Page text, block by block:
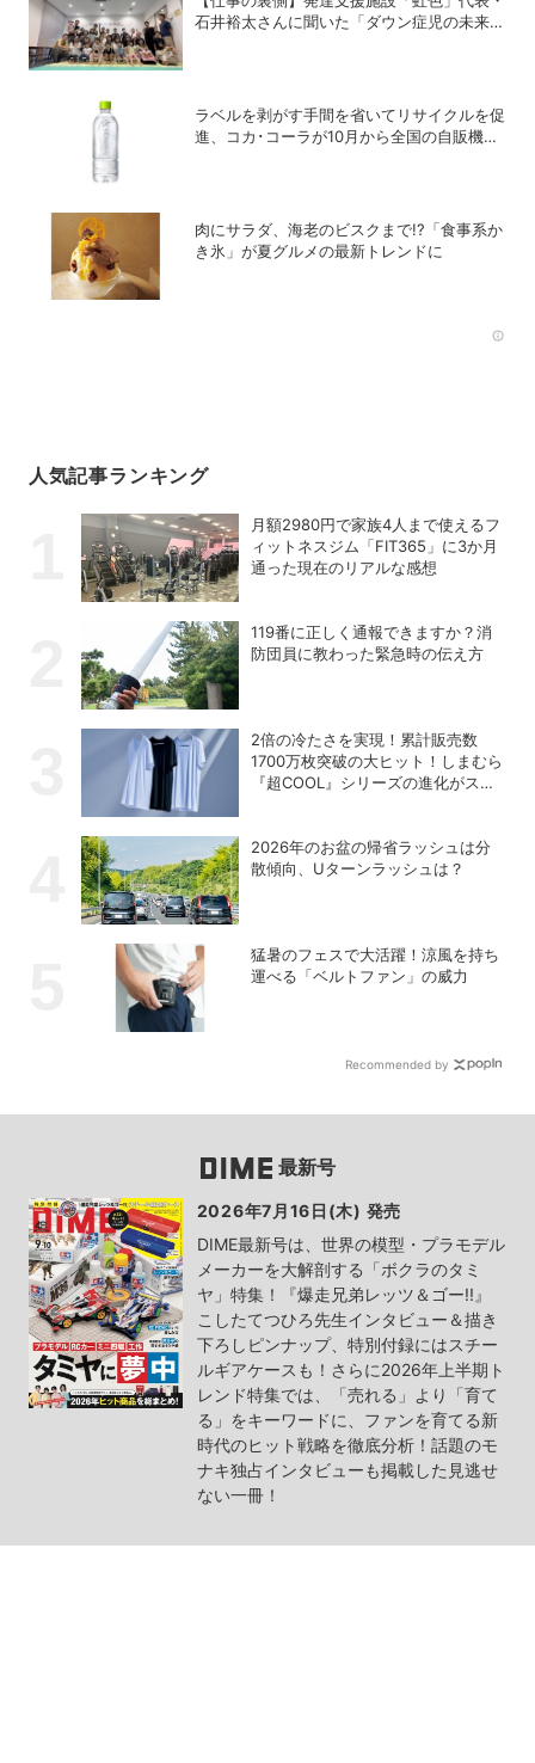
石井裕太さんに聞いた「ダウン症児の未来に
ラベルを剥がす手間を省いてリサイクルを促
進、コカ･コーラが10月から全国の自販機で
肉にサラダ、海老のビスクまで!?「食事系か
き氷」が夏グルメの最新トレンドに
人気記事ランキング
月額2980円で家族4人まで使えるフ
ィットネスジム「FIT365」に3か月
通った現在のリアルな感想
119番に正しく通報できますか？消
防団員に教わった緊急時の伝え方
2倍の冷たさを実現！累計販売数
1700万枚突破の大ヒット！しまむら
『超COOL』シリーズの進化がスゴ
2026年のお盆の帰省ラッシュは分
散傾向、Uターンラッシュは？
猛暑のフェスで大活躍！涼風を持ち
運べる「ベルトファン」の威力
Recommended by
最新号
2026年7月16日(木) 発売
DIME最新号は、世界の模型・プラモデル
メーカーを大解剖する「ボクラのタミ
ヤ」特集！『爆走兄弟レッツ＆ゴー!!』
こしたてつひろ先生インタビュー＆描き
下ろしピンナップ、特別付録にはスチー
ルギアケースも！さらに2026年上半期ト
レンド特集では、「売れる」より「育て
る」をキーワードに、ファンを育てる新
時代のヒット戦略を徹底分析！話題のモ
ナキ独占インタビューも掲載した見逃せ
ない一冊！